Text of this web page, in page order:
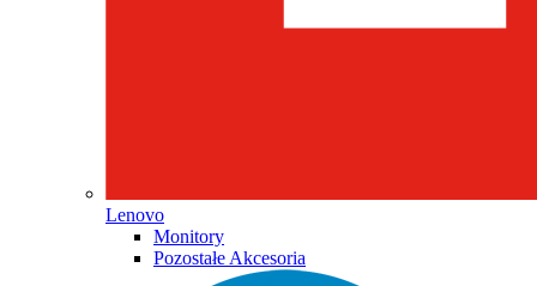
Lenovo
Monitory
Pozostałe Akcesoria